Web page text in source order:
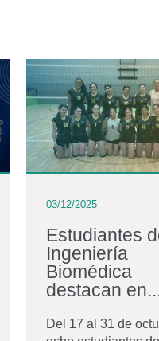
03/12/2025
Estudiantes
Ingeniería
Biomédica
destacan
Del 17 al 31 de